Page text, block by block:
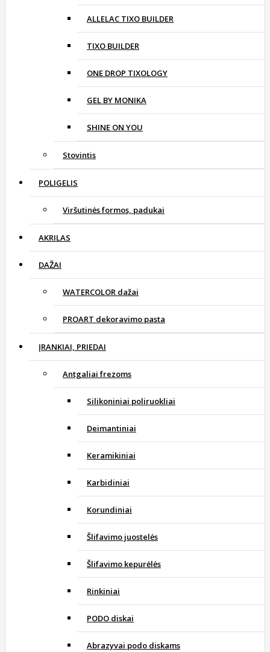
ALLELAC TIXO BUILDER
TIXO BUILDER
ONE DROP TIXOLOGY
GEL BY MONIKA
SHINE ON YOU
Stovintis
POLIGELIS
Viršutinės formos, padukai
AKRILAS
DAŽAI
WATERCOLOR dažai
PROART dekoravimo pasta
ĮRANKIAI, PRIEDAI
Antgaliai frezoms
Silikoniniai poliruokliai
Deimantiniai
Keramikiniai
Karbidiniai
Korundiniai
Šlifavimo juostelės
Šlifavimo kepurėlės
Rinkiniai
PODO diskai
Abrazyvai podo diskams